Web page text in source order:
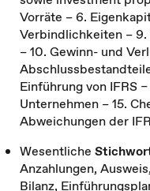
Vorräte – 6.
Verbindlichkeiten –
– 10. Gewinn- und
Einführung von IFRS
Unternehmen – 15.
Abweichungen der
Wesentliche
Anzahlungen,
Bilanz,